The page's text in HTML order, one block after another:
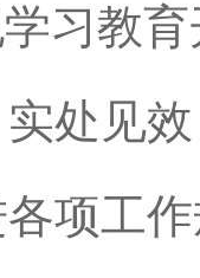
习教
处见
项工